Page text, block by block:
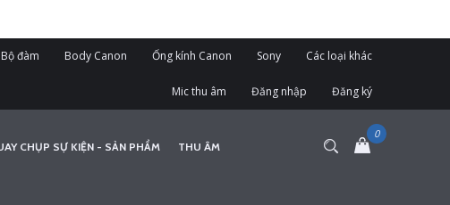
Bộ đàm Body Canon Ống kính Canon Sony Các loại khác
Mic thu âm Đăng nhập Đăng ký
CHỤP SỰ KIỆN - SẢN PHẨM THU ÂM